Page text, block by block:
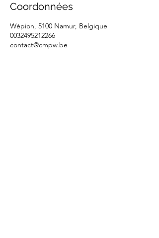
Coordonnées
Wépion, 5100 Namur, Belgique
0032495212266
contact@cmpw.be